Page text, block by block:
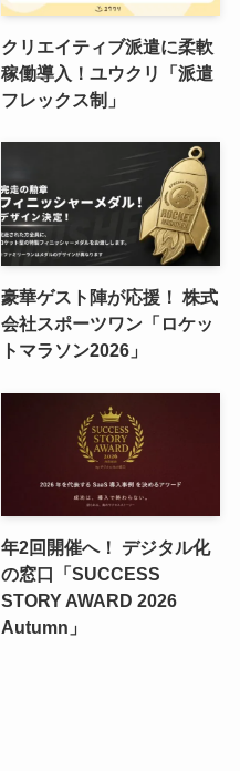
クリエイティブ派遣に柔軟
稼働導入！ユウクリ「派遣
フレックス制」
豪華ゲスト陣が応援！ 株式
会社スポーツワン「ロケッ
トマラソン2026」
年2回開催へ！ デジタル化
の窓口「SUCCESS
STORY AWARD 2026
Autumn」